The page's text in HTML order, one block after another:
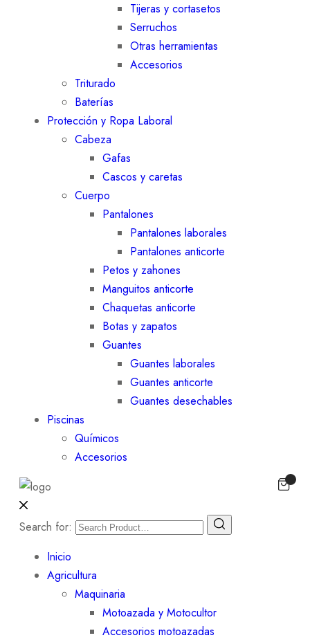
Tijeras y cortasetos
Serruchos
Otras herramientas
Accesorios
Triturado
Baterías
Protección y Ropa Laboral
Cabeza
Gafas
Cascos y caretas
Cuerpo
Pantalones
Pantalones laborales
Pantalones anticorte
Petos y zahones
Manguitos anticorte
Chaquetas anticorte
Botas y zapatos
Guantes
Guantes laborales
Guantes anticorte
Guantes desechables
Piscinas
Químicos
Accesorios
Search for:
Inicio
Agricultura
Maquinaria
Motoazada y Motocultor
Accesorios motoazadas